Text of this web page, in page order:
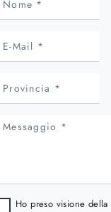
Ho preso visione della